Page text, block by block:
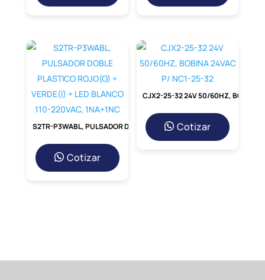
Cotizar
Cotizar